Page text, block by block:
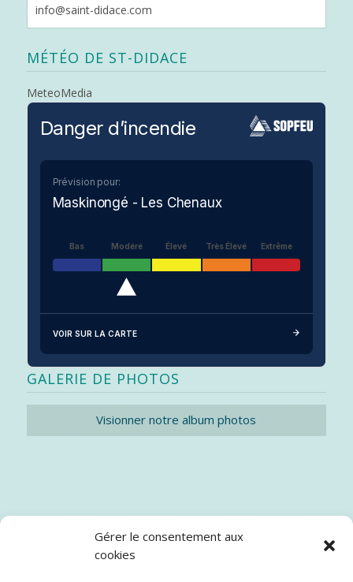
Gérer le consentement aux
cookies
info@saint-didace.com
MÉTÉO DE ST-DIDACE
MeteoMedia
Danger d’incendie
Prévision pour:
Maskinongé - Les Chenaux
Bas Modéré Élevé Très Élevé Extrême
VOIR SUR LA CARTE
GALERIE DE PHOTOS
Visionner notre album photos